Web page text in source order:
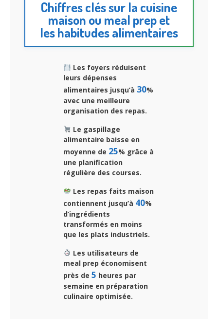
Chiffres clés sur la cuisine
maison ou meal prep et
les habitudes alimentaires
Les foyers réduisent
leurs dépenses
alimentaires jusqu’à 30%
avec une meilleure
organisation des repas.
Le gaspillage
alimentaire baisse en
moyenne de 25% grâce à
une planification
régulière des courses.
Les repas faits maison
contiennent jusqu’à 40%
d’ingrédients
transformés en moins
que les plats industriels.
Les utilisateurs de
meal prep économisent
près de 5 heures par
semaine en préparation
culinaire optimisée.